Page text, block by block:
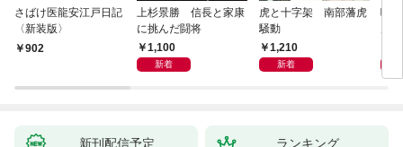
さばけ医龍安江戸日記
〈新装版〉
902
上杉景勝 信長と家康
に挑んだ闘将
1,100
新着
虎と十字架 南部藩虎
騒動
1,210
新着
噺
新刊配信予定 ランキング